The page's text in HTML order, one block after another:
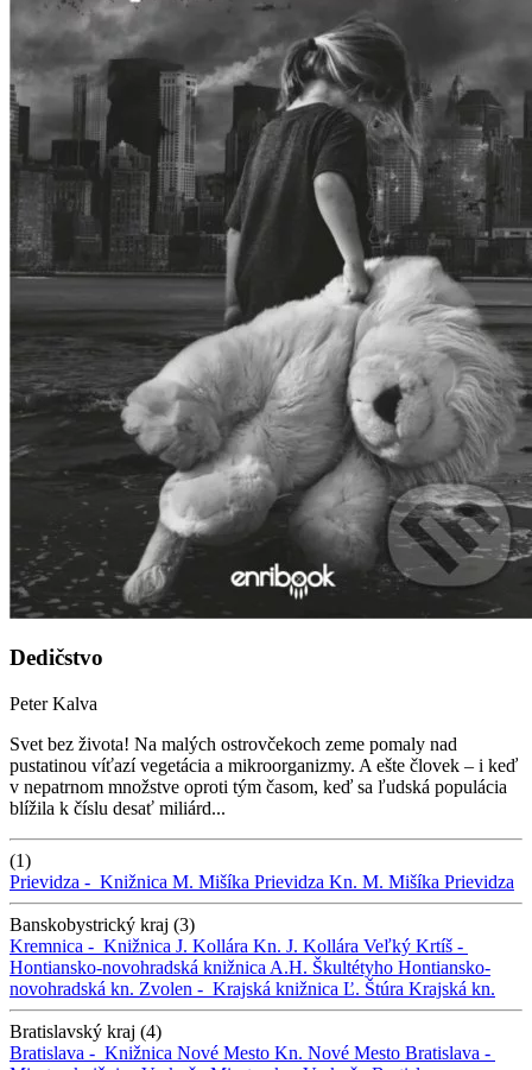
Dedičstvo
Peter Kalva
Svet bez života! Na malých ostrovčekoch zeme pomaly nad
pustatinou víťazí vegetácia a mikroorganizmy. A ešte človek – i keď
v nepatrnom množstve oproti tým časom, keď sa ľudská populácia
blížila k číslu desať miliárd...
(1)
Prievidza - Knižnica M. Mišíka Prievidza Kn. M. Mišíka Prievidza
Banskobystrický kraj (3)
Kremnica - Knižnica J. Kollára Kn. J. Kollára Veľký Krtíš -
Hontiansko-novohradská knižnica A.H. Škultétyho Hontiansko-
novohradská kn. Zvolen - Krajská knižnica Ľ. Štúra Krajská kn.
Bratislavský kraj (4)
Bratislava - Knižnica Nové Mesto Kn. Nové Mesto Bratislava -